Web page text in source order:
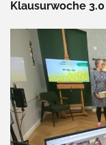
Klausurwoche